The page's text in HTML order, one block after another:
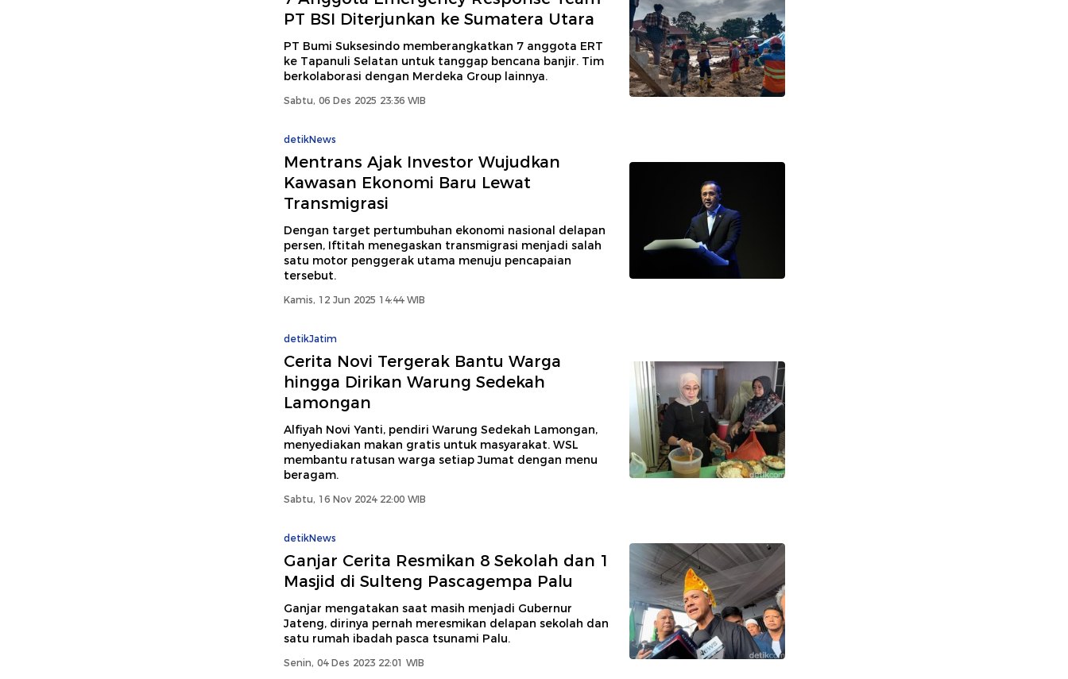
PT BSI Diterjunkan ke Sumatera Utara
PT Bumi Suksesindo memberangkatkan 7 anggota ERT
ke Tapanuli Selatan untuk tanggap bencana banjir. Tim
berkolaborasi dengan Merdeka Group lainnya.
Sabtu, 06 Des 2025 23:36 WIB
detikNews
Mentrans Ajak Investor Wujudkan
Kawasan Ekonomi Baru Lewat
Transmigrasi
Dengan target pertumbuhan ekonomi nasional delapan
persen, Iftitah menegaskan transmigrasi menjadi salah
satu motor penggerak utama menuju pencapaian
tersebut.
Kamis, 12 Jun 2025 14:44 WIB
detikJatim
Cerita Novi Tergerak Bantu Warga
hingga Dirikan Warung Sedekah
Lamongan
Alfiyah Novi Yanti, pendiri Warung Sedekah Lamongan,
menyediakan makan gratis untuk masyarakat. WSL
membantu ratusan warga setiap Jumat dengan menu
beragam.
Sabtu, 16 Nov 2024 22:00 WIB
detikNews
Ganjar Cerita Resmikan 8 Sekolah dan 1
Masjid di Sulteng Pascagempa Palu
Ganjar mengatakan saat masih menjadi Gubernur
Jateng, dirinya pernah meresmikan delapan sekolah dan
satu rumah ibadah pasca tsunami Palu.
Senin, 04 Des 2023 22:01 WIB